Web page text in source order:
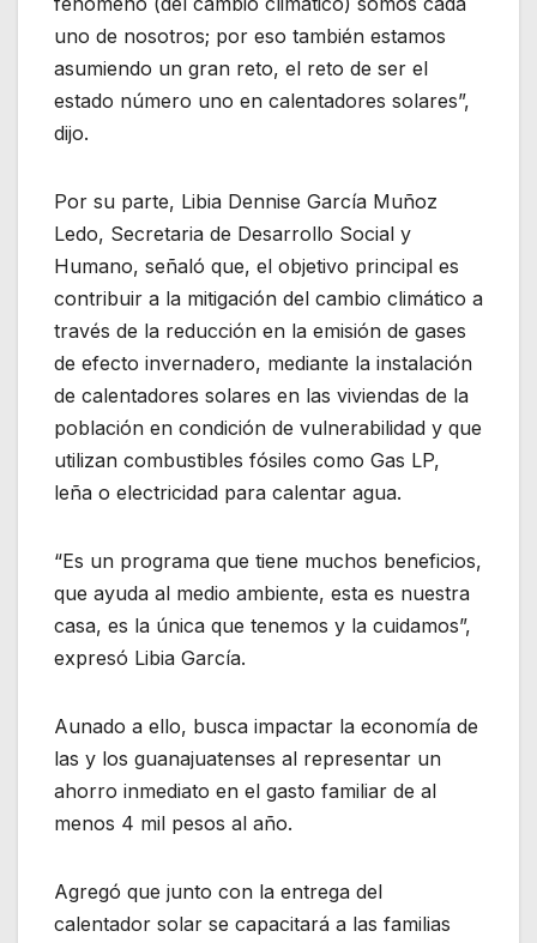
uno de nosotros; por eso también estamos
asumiendo un gran reto, el reto de ser el
estado número uno en calentadores solares”,
dijo.
Por su parte, Libia Dennise García Muñoz
Ledo, Secretaria de Desarrollo Social y
Humano, señaló que, el objetivo principal es
contribuir a la mitigación del cambio climático a
través de la reducción en la emisión de gases
de efecto invernadero, mediante la instalación
de calentadores solares en las viviendas de la
población en condición de vulnerabilidad y que
utilizan combustibles fósiles como Gas LP,
leña o electricidad para calentar agua.
“Es un programa que tiene muchos beneficios,
que ayuda al medio ambiente, esta es nuestra
casa, es la única que tenemos y la cuidamos”,
expresó Libia García.
Aunado a ello, busca impactar la economía de
las y los guanajuatenses al representar un
ahorro inmediato en el gasto familiar de al
menos 4 mil pesos al año.
Agregó que junto con la entrega del
calentador solar se capacitará a las familias